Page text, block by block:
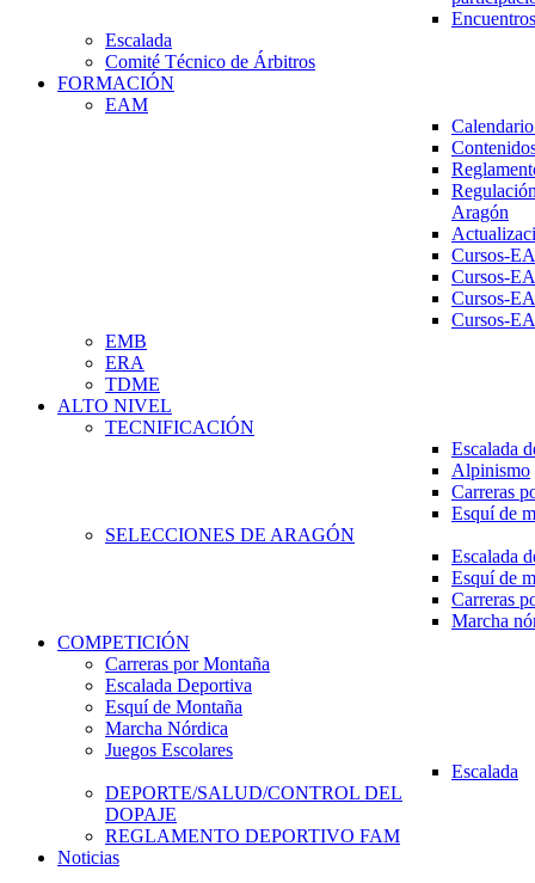
Escalada
Comité Técnico de Árbitros
FORMACIÓN
EAM
Aragón
Cursos-
Cursos-
Cursos-
Cursos-
EMB
ERA
TDME
ALTO NIVEL
TECNIFICACIÓN
Escalada
Alpinismo
Carreras
Esquí de
SELECCIONES DE ARAGÓN
Escalada
Esquí de
Carreras
Marcha
COMPETICIÓN
Carreras por Montaña
Escalada Deportiva
Esquí de Montaña
Marcha Nórdica
Juegos Escolares
Escalada
DEPORTE/SALUD/CONTROL DEL
DOPAJE
REGLAMENTO DEPORTIVO FAM
Noticias